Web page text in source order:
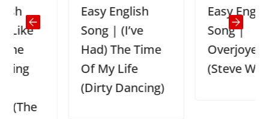
Easy English
Song | (I’ve
Had) The Time
Of My Life
(Dirty Dancing)
Easy English
Song |
Overjoyed
(Steve Wonder)